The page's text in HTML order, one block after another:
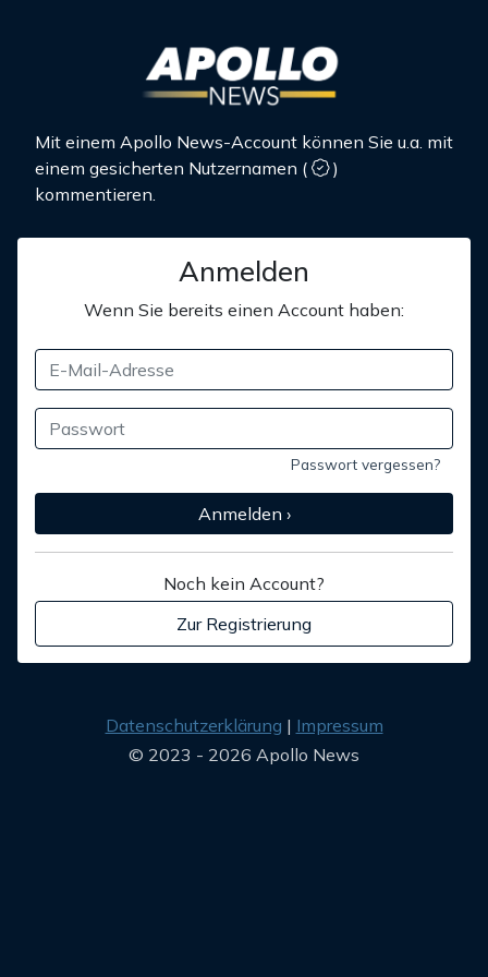
Mit einem Apollo News-Account können Sie u.a. mit
einem gesicherten Nutzernamen (
)
kommentieren.
Anmelden
Wenn Sie bereits einen Account haben:
Passwort vergessen?
Anmelden ›
Noch kein Account?
Zur Registrierung
Datenschutzerklärung
Impressum
© 2023 - 2026 Apollo News